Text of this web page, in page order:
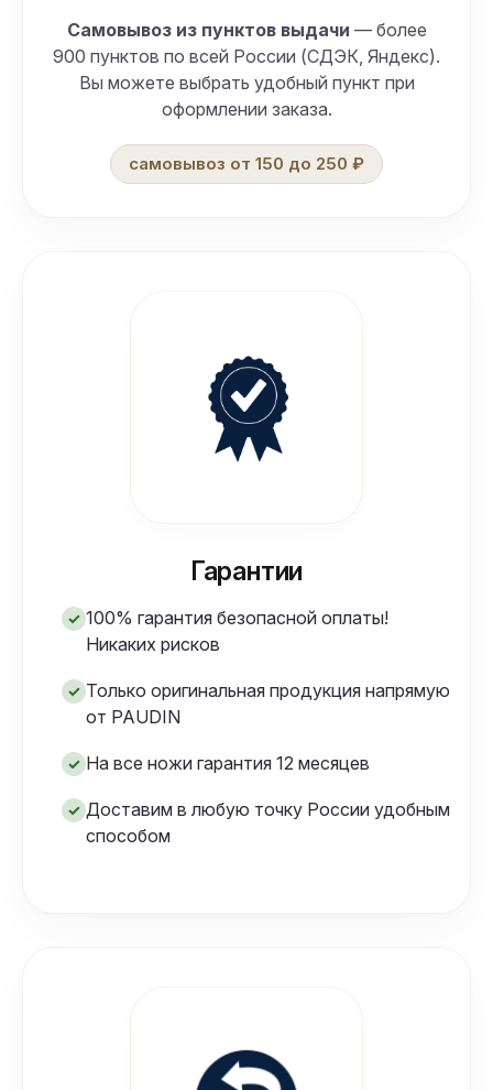
Самовывоз из пунктов выдачи — более
900 пунктов по всей России (СДЭК, Яндекс).
Вы можете выбрать удобный пункт при
оформлении заказа.
самовывоз от 150 до 250 ₽
Гарантии
✓ 100% гарантия безопасной оплаты!
Никаких рисков
✓ Только оригинальная продукция напрямую
от PAUDIN
✓ На все ножи гарантия 12 месяцев
✓ Доставим в любую точку России удобным
способом